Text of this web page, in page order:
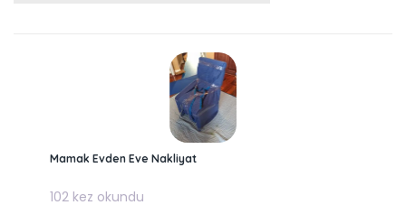
Mamak Evden Eve Nakliyat
102 kez okundu